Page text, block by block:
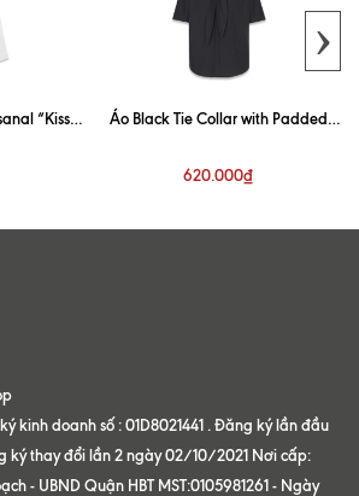
“Kiss”
Áo Black Tie Collar with Padded
620.000₫
›
kinh doanh số : 01D8021441 . Đăng ký lần đầu
ký thay đổi lần 2 ngày 02/10/2021 Nơi cấp:
- UBND Quận HBT MST:0105981261 - Ngày